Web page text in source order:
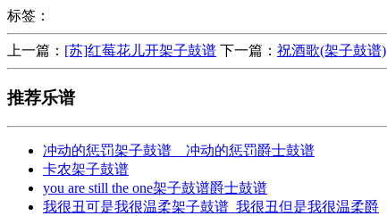
标签：
上一篇： [苏]红莓花儿开架子鼓谱 下一篇： 祝酒歌(架子鼓谱)
推荐乐谱
冲动的惩罚架子鼓谱＿冲动的惩罚爵士鼓谱
卡农架子鼓谱
you are still the one架子鼓谱爵士鼓谱
我很丑可是我很温柔架子鼓谱_我很丑但是我很温柔爵